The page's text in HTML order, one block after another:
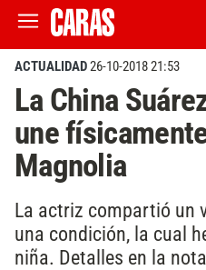
ACTUALIDAD26-10-2018 21:53
La China
une
Magnolia
La actriz compartió un
una condición, la cual
niña. Detalles en la nota